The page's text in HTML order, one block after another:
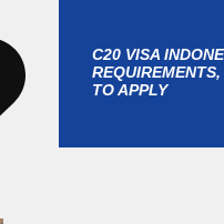
C20 VISA
TO APPLY